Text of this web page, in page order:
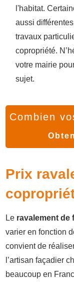
l'habitat.
aussi
travaux
copropriété.
votre mairie
sujet.
Combien
Prix
Le ravalement de
varier en fonction
convient de
l’artisan façadier
beaucoup en